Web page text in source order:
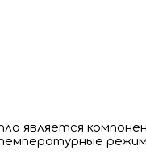
является